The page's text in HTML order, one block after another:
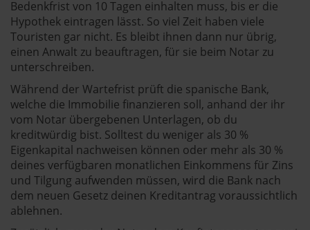
Bedenkfrist von 10 Tagen einhalten muss, bis er die
Hypothek eintragen lässt. So viel Zeit haben viele
Touristen gar nicht. Es bleibt ihnen dann nur übrig,
einen Anwalt zu beauftragen, für sie beim Notar zu
unterschreiben.
Während der Wartefrist prüft die spanische Bank,
welche die Immobilie finanzieren soll, anhand der ihr
vom Notar übergebenen Unterlagen, ob du
kreditwürdig bist. Solltest du weniger als 30 %
Eigenkapital nachweisen können oder mehr als 30 %
deines verfügbaren monatlichen Einkommens für Zins
und Tilgung aufwenden müssen, wird die Bank nach
dem neuen Gesetz deinen Kreditantrag voraussichtlich
ablehnen.